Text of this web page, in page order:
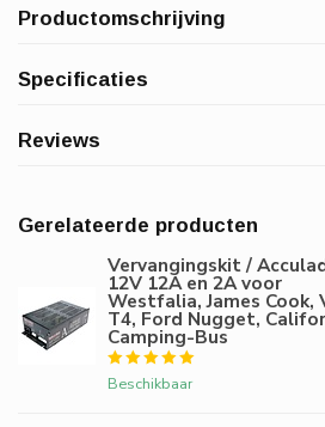
Productomschrijving
Specificaties
Reviews
Gerelateerde producten
Vervangingskit /
12V 12A en 2A voor
Westfalia, James Cook,
T4, Ford Nugget,
Camping-Bus
Beschikbaar